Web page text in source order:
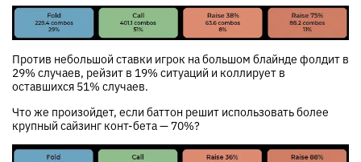
Против небольшой ставки игрок на большом блайнде фолдит в
29% случаев, рейзит в 19% ситуаций и коллирует в
оставшихся 51% случаев.
Что же произойдет, если баттон решит использовать более
крупный сайзинг конт-бета — 70%?